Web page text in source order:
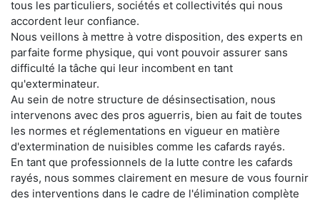
tous les particuliers, sociétés et collectivités qui nous
accordent leur confiance.
Nous veillons à mettre à votre disposition, des experts en
parfaite forme physique, qui vont pouvoir assurer sans
difficulté la tâche qui leur incombent en tant
qu'exterminateur.
Au sein de notre structure de désinsectisation, nous
intervenons avec des pros aguerris, bien au fait de toutes
les normes et réglementations en vigueur en matière
d'extermination de nuisibles comme les cafards rayés.
En tant que professionnels de la lutte contre les cafards
rayés, nous sommes clairement en mesure de vous fournir
des interventions dans le cadre de l'élimination complète